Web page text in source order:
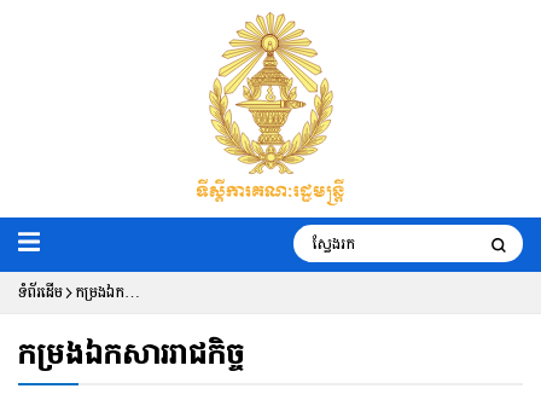
ទំព័រដើម កម្រងឯកសារ
រាជកិច្ច
កម្រងឯកសាររាជកិច្ច